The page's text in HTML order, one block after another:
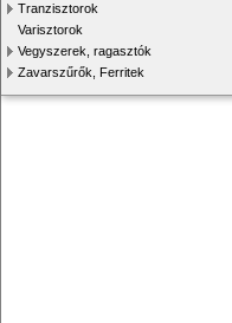
Tranzisztorok
Varisztorok
Vegyszerek, ragasztók
Zavarszűrők, Ferritek